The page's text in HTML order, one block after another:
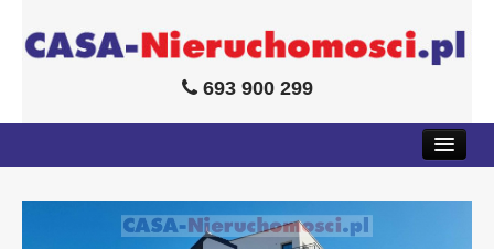
693 900 299
MIESZKANIA